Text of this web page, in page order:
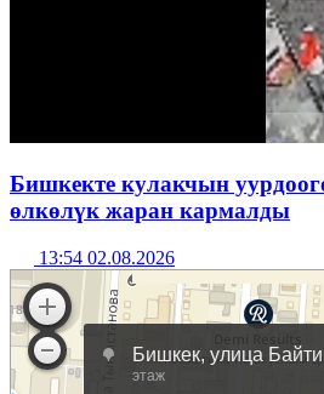
Бишкекте кулакчын
өлкөлүк жаран кармалды
13:54 02.08.2026